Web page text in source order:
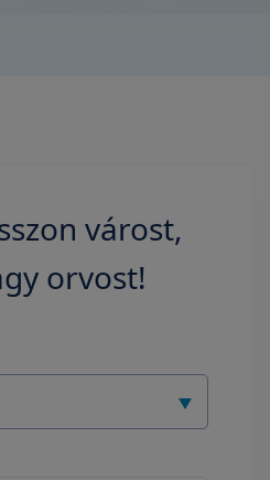
várost,
orvost!